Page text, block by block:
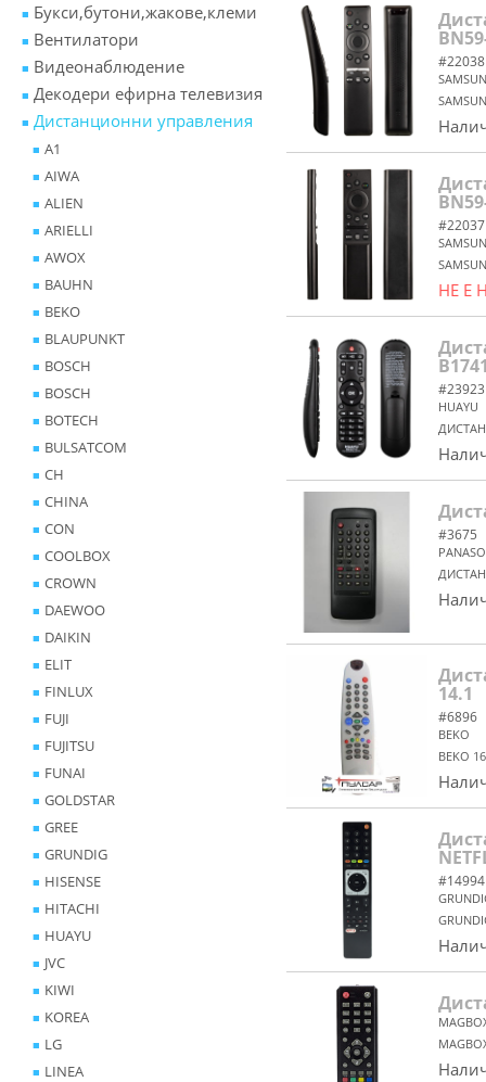
Букси,бутони,жакове,клеми
Вентилатори
Видеонаблюдение
Декодери ефирна телевизия
Дистанционни управления
A1
AIWA
ALIEN
ARIELLI
AWOX
BAUHN
BEKO
BLAUPUNKT
BOSCH
BOSСH
BOTECH
BULSATCOM
CH
CHINA
CON
COOLBOX
CROWN
DAEWOO
DAIKIN
ELIT
FINLUX
FUJI
FUJITSU
FUNAI
GOLDSTAR
GREE
GRUNDIG
HISENSE
HITACHI
HUAYU
JVC
KIWI
KOREA
LG
LINEA
#22038
#22037
НЕ Е
#23923
HUAYU
#3675
14.1
#6896
BEKO
BEKO
#14994